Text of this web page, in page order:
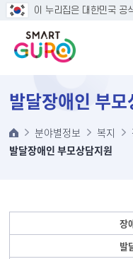
이 누리집은 대한민국 공
발달장애인 부모
분야별정보 복지
발달장애인 부모상담지원
장
발